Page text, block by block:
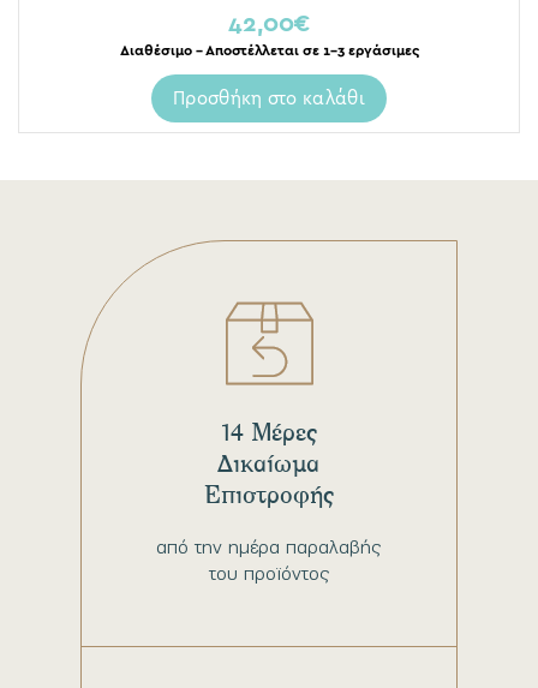
42,00€
Διαθέσιμο – Αποστέλλεται σε 1-3 εργάσιμες
Προσθήκη στο καλάθι
από την ημέρα παραλαβής
του προϊόντος
14 Μέρες
Δικαίωμα
Επιστροφής